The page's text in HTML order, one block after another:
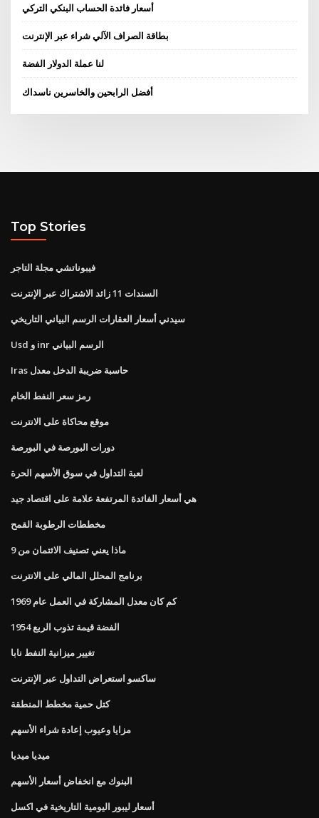
أسعار فائدة الحساب البنكي التركي
بطاقة الصراف الآلي شراء عبر الإنترنت
لنا عملة الدولار الفضة
أفضل الرابحين والخاسرين ناسداك
Top Stories
فيبوناتشي مجلة التاجر
السندات 11 زائد الاشتراك عبر الإنترنت
سيدني أسعار العقارات الرسم البياني التاريخي
Usd و inr الرسم البياني
Iras حاسبة ضريبة الدخل معدل
رمز سعر النفط الخام
موقع محاكاة على الانترنت
دورات البورصة في البورصة
لعبة التداول في سوق الأسهم الحرة
هي أسعار الفائدة المرتفعة علامة على اقتصاد جيد
مخططات الرطوبة القمح
ماذا يعني تصنيف الائتمان من 9
برنامج المحلل المالي على الانترنت
كم كان معدل المشاركة في العمل عام 1969
1954 الفضة قيمة تذوب الربع
تغيير ميزانية النفط نابا
ساكسو استعراض التداول عبر الإنترنت
كتل حمية مخطط المنطقة
مزايا وعيوب إعادة شراء الأسهم
ميديا ​​ميديا
البنوك مع انخفاض أسعار الأسهم
أسعار ليبور اليومية التاريخية في اكسل